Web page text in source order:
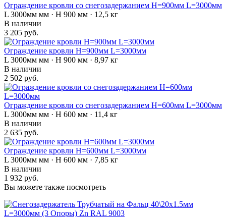
Ограждение кровли со снегозадержанием H=900мм L=3000мм
L 3000мм мм · H 900 мм · 12,5 кг
В наличии
3 205 руб.
Ограждение кровли H=900мм L=3000мм
L 3000мм мм · H 900 мм · 8,97 кг
В наличии
2 502 руб.
Ограждение кровли со снегозадержанием H=600мм L=3000мм
L 3000мм мм · H 600 мм · 11,4 кг
В наличии
2 635 руб.
Ограждение кровли H=600мм L=3000мм
L 3000мм мм · H 600 мм · 7,85 кг
В наличии
1 932 руб.
Вы можете также посмотреть